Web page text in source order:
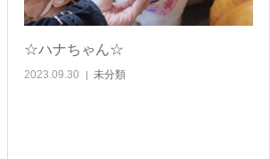
☆ハナちゃん☆
2023.09.30 未分類